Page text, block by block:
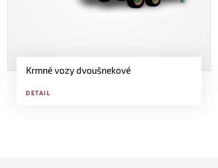
Krmné vozy dvoušnekové
DETAIL